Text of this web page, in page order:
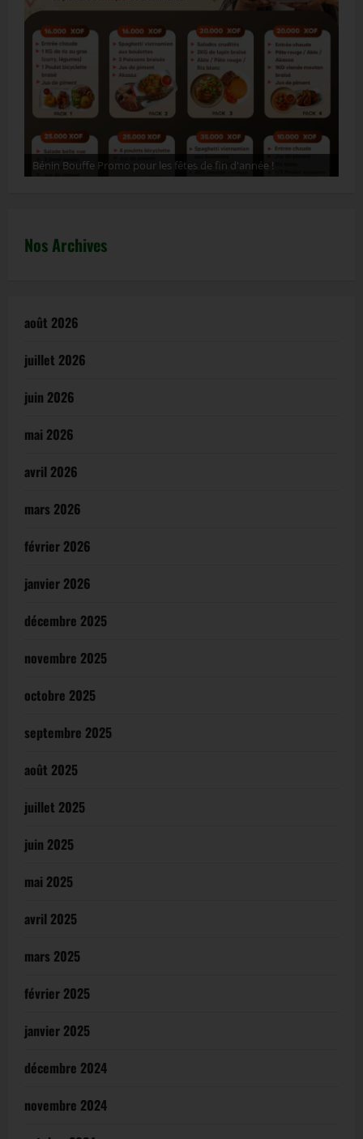
Bénin Bouffe Promo pour les fêtes de fin d'année !
Nos Archives
août 2026
juillet 2026
juin 2026
mai 2026
avril 2026
mars 2026
février 2026
janvier 2026
décembre 2025
novembre 2025
octobre 2025
septembre 2025
août 2025
juillet 2025
juin 2025
mai 2025
avril 2025
mars 2025
février 2025
janvier 2025
décembre 2024
novembre 2024